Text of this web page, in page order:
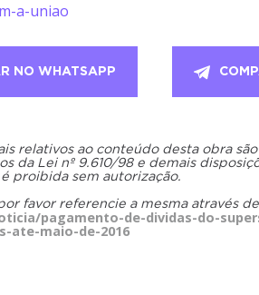
a-uniao
NO WHATSAPP
relativos ao conteúdo desta obra
da Lei nº 9.610/98 e demais
proibida sem autorização.
favor referencie a mesma através
pagamento-de-dividas-do-
ate-maio-de-2016